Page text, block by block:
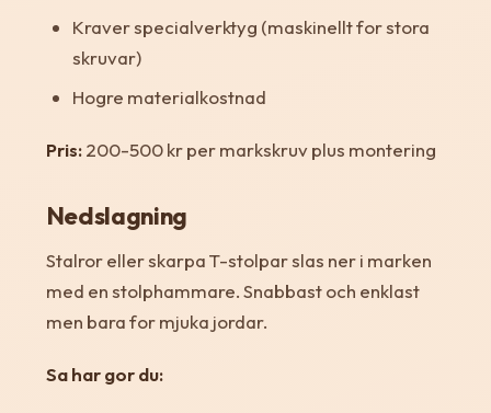
Kraver specialverktyg (maskinellt for stora
skruvar)
Hogre materialkostnad
Pris:200-500 kr per markskruv plus montering
Nedslagning
Stalror eller skarpa T-stolpar slas ner i marken
med en stolphammare. Snabbast och enklast
men bara for mjuka jordar.
Sa har gor du: